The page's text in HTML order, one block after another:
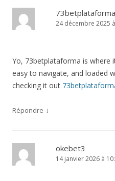
73betplataforma
24 décembre 2025
Yo, 73betplataforma is where
easy to navigate, and loaded
checking it out
Répondre ↓
okebet3
14 janvier 2026 à